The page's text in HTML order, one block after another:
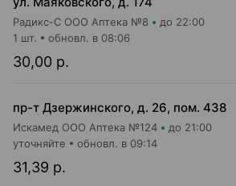
Радикс-С ООО Аптека №8 до 22:00
30,00 р.
1 шт. обновл. в 08:06
пр-т Дзержинского, д. 26, пом. 438
Искамед ООО Аптека №124 до 21:00
31,39 р.
уточняйте обновл. в 09:14